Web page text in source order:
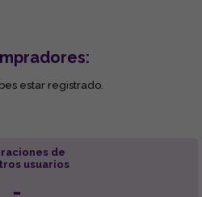
estar registrado.
de
usuarios